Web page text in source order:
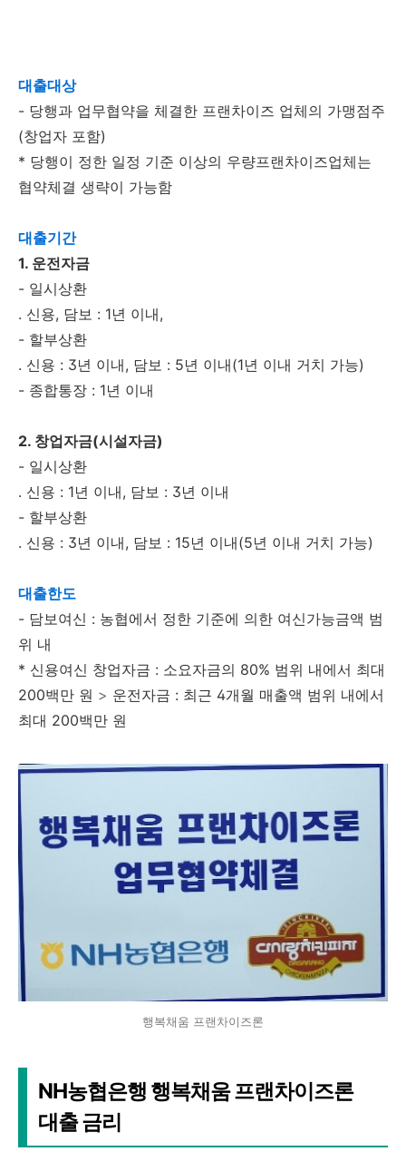
대출대상
- 당행과 업무협약을 체결한 프랜차이즈 업체의 가맹점주
(창업자 포함)
* 당행이 정한 일정 기준 이상의 우량프랜차이즈업체는
협약체결 생략이 가능함
대출기간
1. 운전자금
- 일시상환
. 신용, 담보 : 1년 이내,
- 할부상환
. 신용 : 3년 이내, 담보 : 5년 이내(1년 이내 거치 가능)
- 종합통장 : 1년 이내
2. 창업자금(시설자금)
- 일시상환
. 신용 : 1년 이내, 담보 : 3년 이내
- 할부상환
. 신용 : 3년 이내, 담보 : 15년 이내(5년 이내 거치 가능)
대출한도
- 담보여신 : 농협에서 정한 기준에 의한 여신가능금액 범
위 내
* 신용여신 창업자금 : 소요자금의 80% 범위 내에서 최대
200백만 원 > 운전자금 : 최근 4개월 매출액 범위 내에서
최대 200백만 원
행복채움 프랜차이즈론
NH농협은행 행복채움 프랜차이즈론
대출 금리